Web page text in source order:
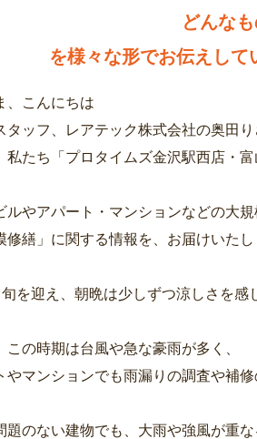
どんな
を様々な形でお伝えして
、こんにちは
タッフ、レアテック株式会社の奥田
私たち「プロタイムズ金沢駅西店・
ルやアパート・マンションなどの大
修繕」に関する情報を、お届けいたし
を迎え、朝晩は少しずつ涼しさを感
この時期は台風や急な豪雨が多く、
やマンションでも雨漏りの調査や補
題のない建物でも、大雨や強風が重な